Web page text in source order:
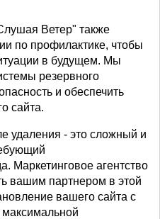
Ветер" также
по профилактике, чтобы
в будущем. Мы
резервного
и обеспечить
сайта.
удаления - это сложный и
Маркетинговое агентство
вашим партнером в этой
вашего сайта с